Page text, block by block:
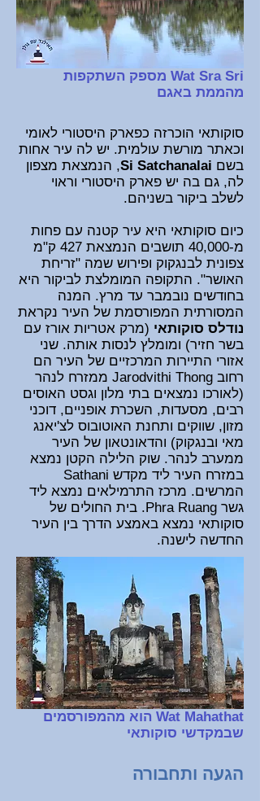
Wat Sra Sri מספק השתקפות
מהממת באגם
סוקותאי הוכרזה כפארק היסטורי לאומי
וכאתר מורשת עולמית. יש לה עיר אחות
בשם Si Satchanalai, הנמצאת מצפון
לה, גם בה יש פארק היסטורי וראוי
לשלב ביקור בשניהם.
כיום סוקותאי היא עיר קטנה עם פחות
מ-40,000 תושבים הנמצאת 427 ק"מ
צפונית לבנגקוק ופירוש שמה "זריחת
האושר". התקופה המומלצת לביקור היא
בחודשים נובמבר עד מרץ. המנה
המסורתית המפורסמת של העיר נקראת
נודלס סוקותאי (מרק אטריות אורז עם
בשר חזיר) ומומלץ לנסות אותה. שני
אזורי התיירות המרכזיים של העיר הם
רחוב Jarodvithi Thong ממזרח לנהר
(לאורכו נמצאים בתי מלון וגסט האוסים
רבים, מסעדות, השכרת אופניים, דוכני
מזון, שווקים ותחנת האוטובוס לצ'יאנג
מאי ובנגקוק) והדאונטאון של העיר
ממערב לנהר. שוק הלילה הקטן נמצא
במזרח העיר ליד מקדש Sathani
המרשים. מרכז התרמילאים נמצא ליד
גשר Phra Ruang. בית החולים של
סוקותאי נמצא באמצע הדרך בין העיר
החדשה לישנה.
Wat Mahathat הוא מהמפורסמים
שבמקדשי סוקותאי
הגעה ותחבורה